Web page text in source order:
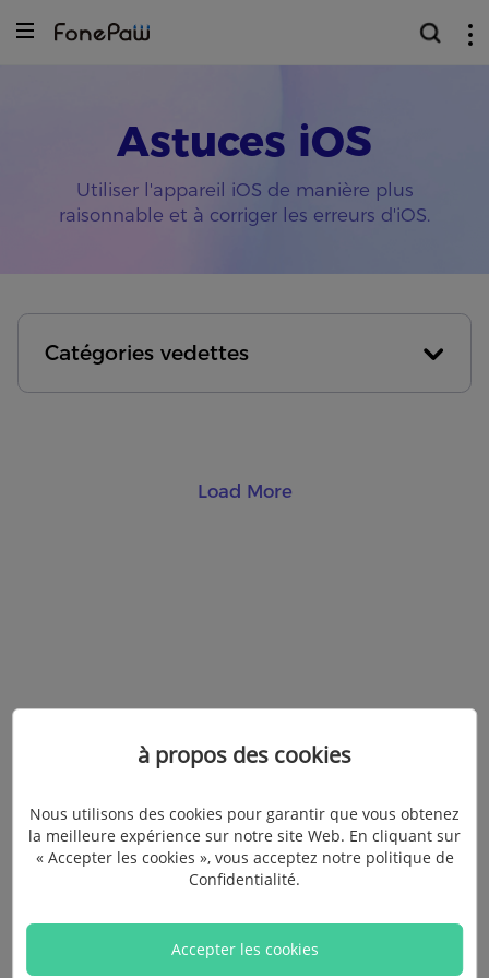
Astuces iOS
Utiliser l'appareil iOS de manière plus
raisonnable et à corriger les erreurs d'iOS.
Load More
Catégories vedettes
à propos des cookies
Nous utilisons des cookies pour garantir que vous obtenez
la meilleure expérience sur notre site Web. En cliquant sur
« Accepter les cookies », vous acceptez notre politique de
Confidentialité.
Accepter les cookies